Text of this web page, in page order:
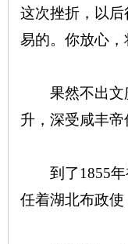
这次挫折，以
易的。你放心
果然不出文庆
升，深受咸丰帝
到了1855年
任着湖北布政